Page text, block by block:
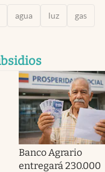
agua luz gas
Banco Agrario
entregará 230.000